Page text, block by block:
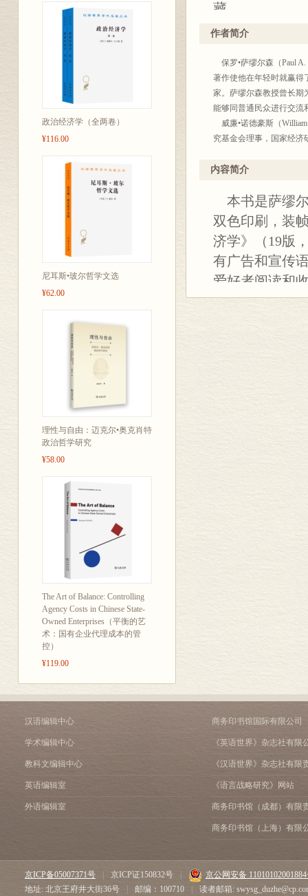
政治经济学（全两卷）
¥116.00
尼耳斯•玻尔哲学文选
¥62.00
理性与自由：迈克尔•奥克肖特
政治哲学研究
¥58.00
The Art of Balance: Controlling
Agency Costs in Chinese State-
Owned Enterprises（平衡的艺
术：国有企业代理成本的管
控）
¥119.00
藏。
作者简介
保罗•萨缪尔森（Paul
著作使他在年轻时就赢得
家。萨缪尔森教授曾长期
能够同普通民众进行交流
威廉•诺德豪斯（
究基金会理事，国家经济
内容简介
本书是萨缪
双色印刷，装
济学》（19版
有广告和宣传
爱好者阅读和
汉语编辑中心
学术编辑中心
教科文编辑中心
英语编辑室
外语编辑室
商务印书馆国际有限公司
《英语世界》杂志社有限
《汉语世界》杂志社有限
《语言战略研究》网站
商务印书馆（成都）有限
商务印书馆（上海）有限
京ICP备05007371号 京ICP证150832号
京公网安备
地址: 北京王府井大街36号
邮编：100710 读者邮箱: